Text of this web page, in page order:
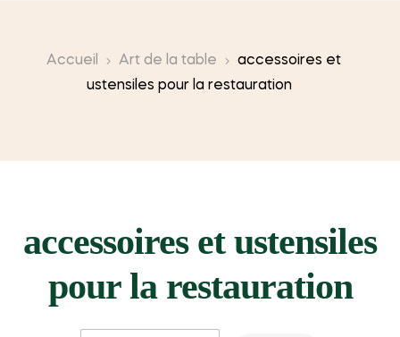
Accueil Art de la table
accessoires et
ustensiles pour la restauration
accessoires et ustensiles
pour la restauration